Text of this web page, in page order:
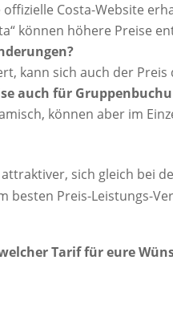
Costa-Website
können höhere Preise
kann sich auch der
auch für
können aber im
sich gleich bei
besten Preis-Leistungs-
Tarif für eure